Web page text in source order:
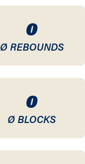
0
Ø REBOUNDS
0
Ø BLOCKS